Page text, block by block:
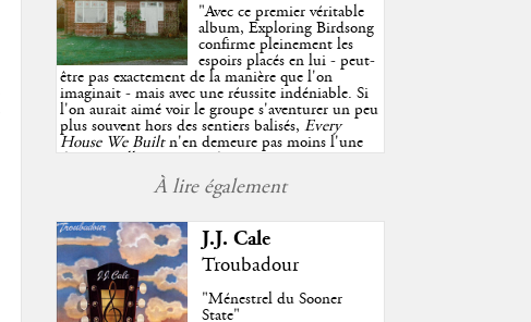
"Avec ce premier véritable
album, Exploring Birdsong
confirme pleinement les
espoirs placés en lui - peut-
être pas exactement de la manière que l'on
imaginait - mais avec une réussite indéniable. Si
l'on aurait aimé voir le groupe s'aventurer un peu
plus souvent hors des sentiers balisés,Every
House We Builtn'en demeure pas moins l'une
des très belles surprises de cette année, porté par
plusieurs morceaux qui trouveront sans difficulté
une place de choix dans vos playlists estivales.
À lire également
J.J. Cale
Troubadour
"Ménestrel du Sooner
State"